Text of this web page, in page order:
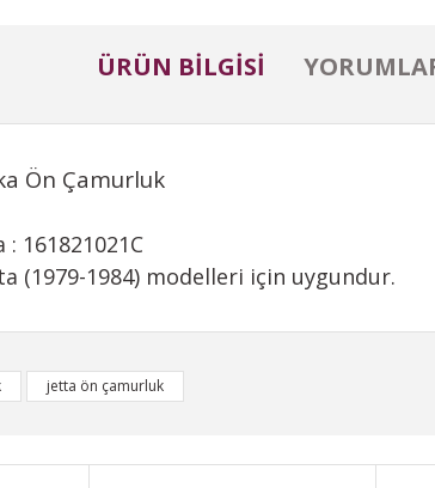
ÜRÜN BILGISI
Ön Çamurluk
161821021C
(1979-1984) modelleri için uygundur.
ürün açıklamalarında ve diğer konularda yetersiz
teşekkür ederiz.
bozuk veya görüntülenemiyor.
jetta ön çamurluk